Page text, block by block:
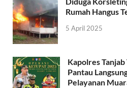
Rumah Hangus
5 April 2025
Kapolres
Pantau
Pelayanan